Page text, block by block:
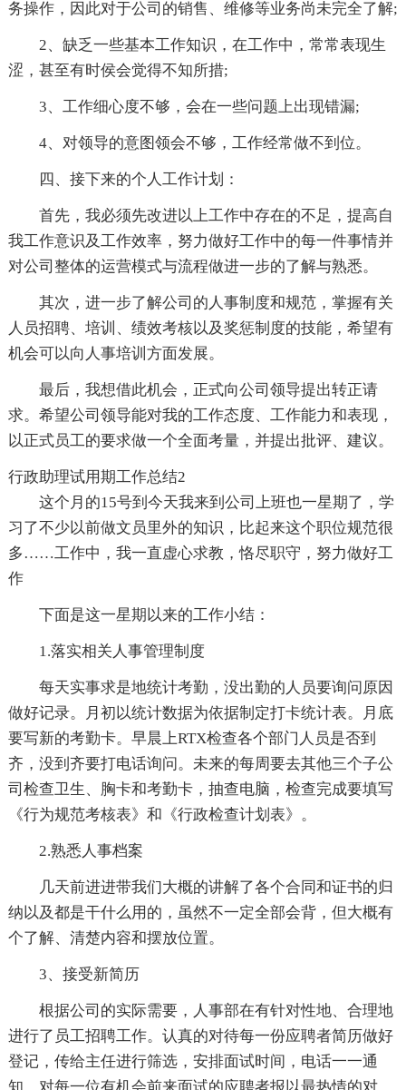
务操作，因此对于公司的销售、维修等业务尚未完全了解;
2、缺乏一些基本工作知识，在工作中，常常表现生
涩，甚至有时侯会觉得不知所措;
3、工作细心度不够，会在一些问题上出现错漏;
4、对领导的意图领会不够，工作经常做不到位。
四、接下来的个人工作计划：
首先，我必须先改进以上工作中存在的不足，提高自
我工作意识及工作效率，努力做好工作中的每一件事情并
对公司整体的运营模式与流程做进一步的了解与熟悉。
其次，进一步了解公司的人事制度和规范，掌握有关
人员招聘、培训、绩效考核以及奖惩制度的技能，希望有
机会可以向人事培训方面发展。
最后，我想借此机会，正式向公司领导提出转正请
求。希望公司领导能对我的工作态度、工作能力和表现，
以正式员工的要求做一个全面考量，并提出批评、建议。
行政助理试用期工作总结2
这个月的15号到今天我来到公司上班也一星期了，学
习了不少以前做文员里外的知识，比起来这个职位规范很
多……工作中，我一直虚心求教，恪尽职守，努力做好工
作
下面是这一星期以来的工作小结：
1.落实相关人事管理制度
每天实事求是地统计考勤，没出勤的人员要询问原因
做好记录。月初以统计数据为依据制定打卡统计表。月底
要写新的考勤卡。早晨上RTX检查各个部门人员是否到
齐，没到齐要打电话询问。未来的每周要去其他三个子公
司检查卫生、胸卡和考勤卡，抽查电脑，检查完成要填写
《行为规范考核表》和《行政检查计划表》。
2.熟悉人事档案
几天前进进带我们大概的讲解了各个合同和证书的归
纳以及都是干什么用的，虽然不一定全部会背，但大概有
个了解、清楚内容和摆放位置。
3、接受新简历
根据公司的实际需要，人事部在有针对性地、合理地
进行了员工招聘工作。认真的对待每一份应聘者简历做好
登记，传给主任进行筛选，安排面试时间，电话一一通